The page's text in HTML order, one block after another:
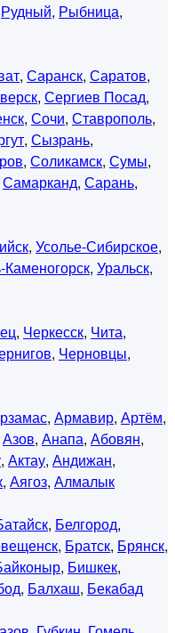
Рудный, Рыбница,
, Саранск, Саратов,
, Сергиев Посад,
, Сочи, Ставрополь,
, Сызрань,
, Соликамск, Сумы,
Самарканд, Сарань,
, Усолье-Сибирское,
Каменогорск, Уральск,
, Черкесск, Чита,
, Черновцы,
, Армавир, Артём,
Азов, Анапа, Абовян,
, Актау, Андижан,
, Аягоз, Алмалык
, Белгород,
, Братск, Брянск,
, Бишкек,
, Балхаш, Бекабад